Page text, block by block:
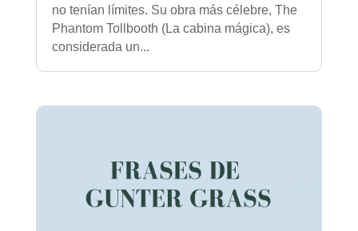
no tenían límites. Su obra más célebre, The
Phantom Tollbooth (La cabina mágica), es
considerada un...